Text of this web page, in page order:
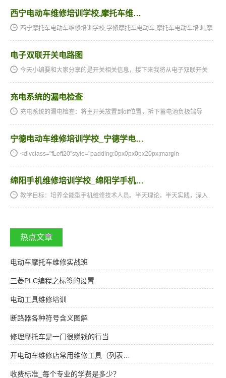
西宁电动车维修培训学校,摩托车维…
西宁摩托车电动车维修培训学校,学修摩托车电动车,摩托车电动车培训,摩
电子双联开关电路图
今天小编要和大家分享的是开关相关信息，接下来我将从电子双联开关
充电系统的漏电检查
充电系统的漏电检查：将主开关放置到off位置，拆下蓄电池负极端导
宁德电动车维修培训学校_宁德学电…
<divclass="fLeft20"style="padding:0px0px0px20px;margin
绵阳手机维修培训学校_绵阳学手机…
教学目标：培养全能型手机维修技术人员。半天理论，半天实践，深入
热点文章
电动车摩托车维修实战班
三菱PLC编程之标签的设置
电动工具维修培训
断路器各种符号含义图解
修理摩托车是一门很赚钱的行当
开电动车维修店常用维修工具（列表…
收费标准_每个专业的学费是多少？